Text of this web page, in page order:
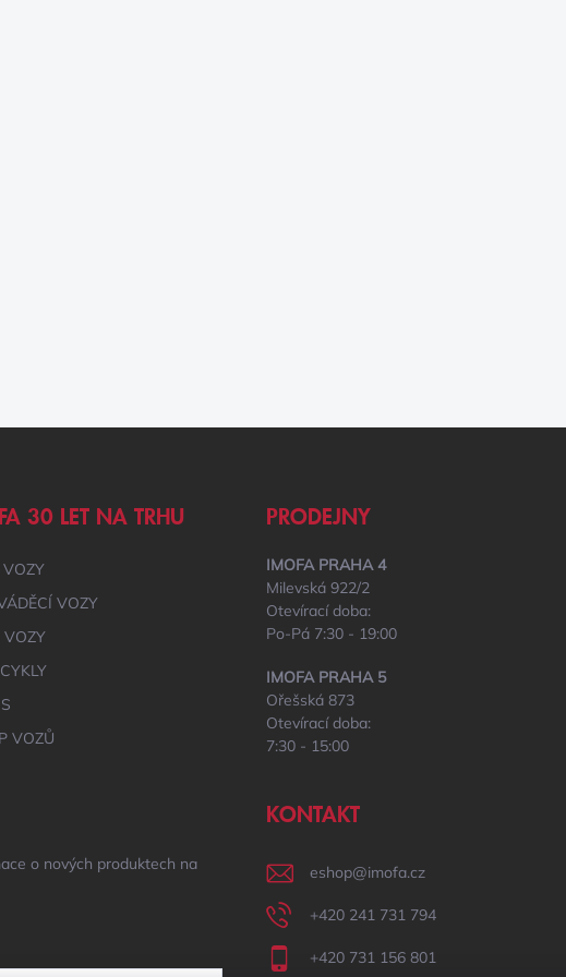
30 LET NA TRHU
VOZY
VOZY
VOZŮ
PRODEJNY
IMOFA PRAHA 4
Milevská 922/2
Otevírací doba:
Po-Pá 7:30 - 19:00
IMOFA PRAHA 5
Ořešská 873
Otevírací doba:
7:30 - 15:00
o nových produktech na
KONTAKT
eshop@imofa.cz
+420 241 731 794
+420 731 156 801